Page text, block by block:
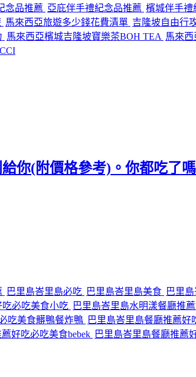
念品推薦 亞庇伴手禮紀念品推薦 檳城伴手禮
馬來西亞旅遊多少錢花費清單 吉隆坡自由行
馬來西亞檳城吉隆坡寶樂茶BOH TEA 馬來
你(附價格參考)。你都吃了
巴里島峇里島必吃 巴里島峇里島美食 巴里
必吃美食小吃 巴里島峇里島水明漾餐廳推
吃美食髒鴨餐炸鴨 巴里島峇里島餐廳推薦好
好吃必吃美食bebek 巴里島峇里島餐廳推薦